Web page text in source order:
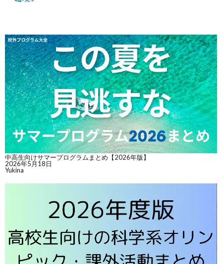
中高生向けサマープログラムまとめ【2026年版】
2026年5月18日
Yukina